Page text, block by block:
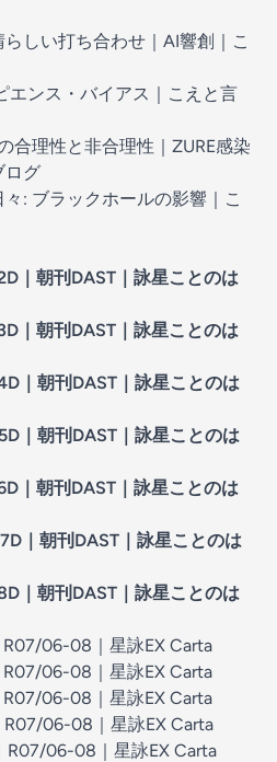
しい打ち合わせ｜AI響創 ｜ こ
エンス・バイアス ｜ こえと言
合理性と非合理性｜ZURE感染
ログ
: ブラックホールの影響 ｜ こ
｜ 朝刊DAST｜詠星ことのは
｜ 朝刊DAST｜詠星ことのは
｜ 朝刊DAST｜詠星ことのは
｜ 朝刊DAST｜詠星ことのは
｜ 朝刊DAST｜詠星ことのは
｜ 朝刊DAST｜詠星ことのは
｜ 朝刊DAST｜詠星ことのは
R07/06-08｜星詠EX Carta
R07/06-08｜星詠EX Carta
R07/06-08｜星詠EX Carta
R07/06-08｜星詠EX Carta
R07/06-08｜星詠EX Carta